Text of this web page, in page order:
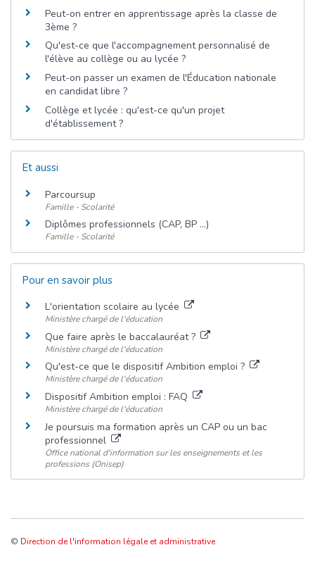
Peut-on entrer en apprentissage après la classe de
3ème ?
Qu'est-ce que l'accompagnement personnalisé de
l'élève au collège ou au lycée ?
Peut-on passer un examen de l'Éducation nationale
en candidat libre ?
Collège et lycée : qu'est-ce qu'un projet
d'établissement ?
Et aussi
Parcoursup
Famille - Scolarité
Diplômes professionnels (CAP, BP ...)
Famille - Scolarité
Pour en savoir plus
L'orientation scolaire au lycée
Ministère chargé de l'éducation
Que faire après le baccalauréat ?
Ministère chargé de l'éducation
Qu'est-ce que le dispositif Ambition emploi ?
Ministère chargé de l'éducation
Dispositif Ambition emploi : FAQ
Ministère chargé de l'éducation
Je poursuis ma formation après un CAP ou un bac
professionnel
Office national d'information sur les enseignements et les
professions (Onisep)
© Direction de l'information légale et administrative